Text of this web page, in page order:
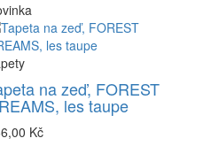
na zeď, FOREST
les taupe
Kč